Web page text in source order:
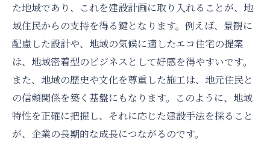
成功に導いた要因とは？具体的アプローチ
福島県での補助金効果を上げるためのポイ
ント
実際の補助金活用プロジェクトの詳細
成功事例から学ぶリスク管理の重要性
建設業者の視点から見た補助金活用のコツ
補助金を最大限に生かすための建設業者の戦略
た地域であり、これを建設計画に取り入れることが、地
域住民からの支持を得る鍵となります。例えば、景観に
配慮した設計や、地域の気候に適したエコ住宅の提案
は、地域密着型のビジネスとして好感を得やすいです。
また、地域の歴史や文化を尊重した施工は、地元住民と
の信頼関係を築く基盤にもなります。このように、地域
特性を正確に把握し、それに応じた建設手法を採ること
が、企業の長期的な成長につながるのです。